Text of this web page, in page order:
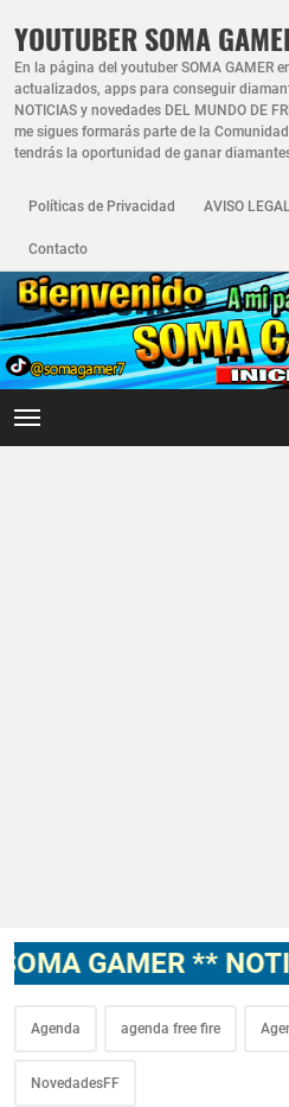
YOUTUBER SOMA
En la página del youtuber SOMA GAMER
actualizados, apps para conseguir
NOTICIAS y novedades DEL MUNDO DE
me sigues formarás parte de la
tendrás la oportunidad de ganar
Políticas de Privacidad AVISO
Contacto
** NOTICIAS,
Agenda agenda free fire
NovedadesFF